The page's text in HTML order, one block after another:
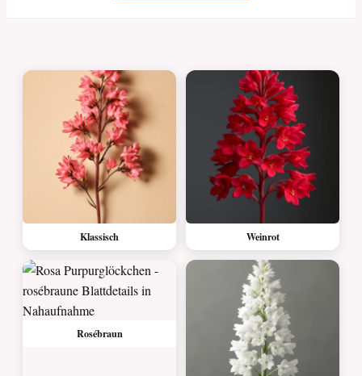
Klassisch Weinrot
Rosébraun